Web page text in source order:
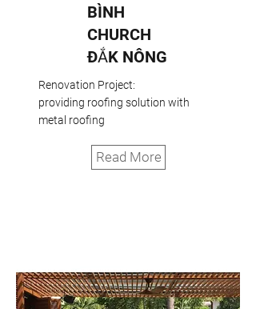
BÌNH
CHURCH
ĐẮK NÔNG
Renovation Project:
providing roofing solution with
metal roofing
Read More